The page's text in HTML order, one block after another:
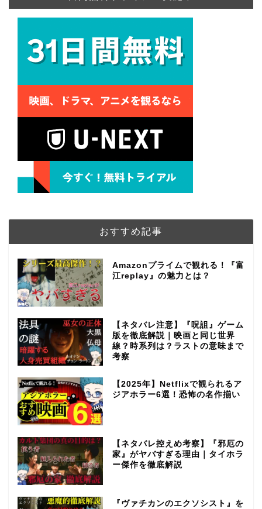
おすすめ記事
Amazonプライムで観れる！『富
江replay』の魅力とは？
【ネタバレ注意】『呪詛』ゲーム
版を徹底解説｜映画と同じ世界
線？時系列は？ラストの意味まで
考察
【2025年】Netflixで観られるア
ジアホラー6選！恐怖の名作揃い
【ネタバレ控えめ考察】『邪厄の
家』がヤバすぎる理由｜タイホラ
ー傑作を徹底解説
『ヴァチカンのエクソシスト』を